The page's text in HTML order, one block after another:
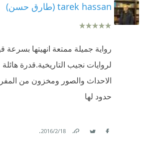
اسمي شي ف الوجود
مجمل القصه جميل وشرف
tarek hassan (طارق حسن)
رواية جميلة ممتعة انهيتها بسرعة
لروايات نجيب التاريخية.قدرة
الاحداث والصور ومخزون من
حدود لها
18‏/2‏/2016
.